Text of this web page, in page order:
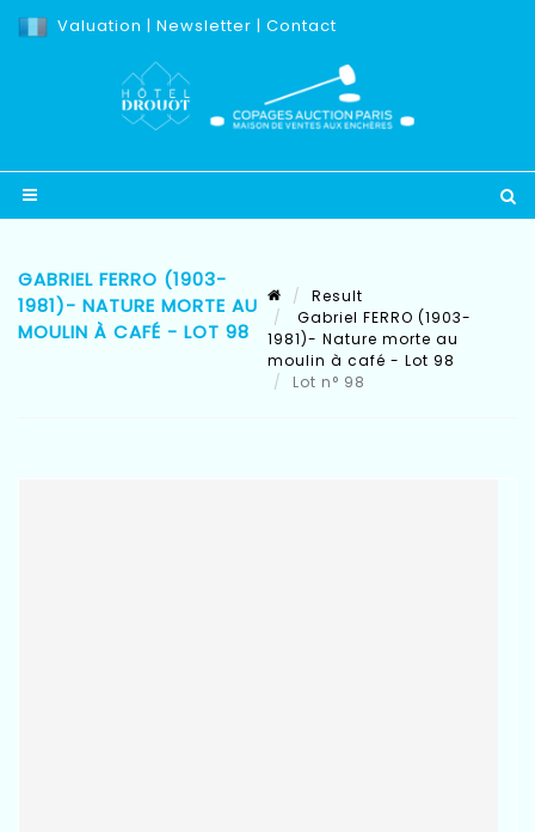
Valuation | Newsletter | Contact
GABRIEL FERRO (1903-
1981)- NATURE MORTE AU
MOULIN À CAFÉ - LOT 98
Result
Gabriel FERRO (1903-
1981)- Nature morte au
moulin à café - Lot 98
Lot n° 98